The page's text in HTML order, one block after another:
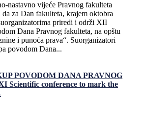
nastavno vijeće Pravnog fakulteta
za Dan fakulteta, krajem oktobra
priredi i održi XII
Dana Pravnog fakulteta, na opštu
i punoća prava“. Suorganizatori
povodom Dana...
POVODOM DANA PRAVNOG
Scientific conference to mark the